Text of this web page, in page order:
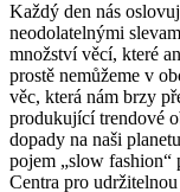
Každý den nás
neodolatelnými
množství věcí, které
prostě nemůžeme v
věc, která nám brzy
produkující trendové
dopady na naši
pojem „slow fashion“
Centra pro